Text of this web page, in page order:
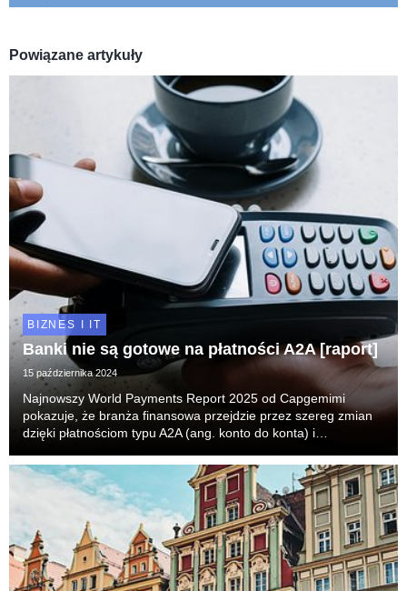
Powiązane artykuły
BIZNES I IT
Banki nie są gotowe na płatności A2A [raport]
15 października 2024
Najnowszy World Payments Report 2025 od Capgemimi
pokazuje, że branża finansowa przejdzie przez szereg zmian
dzięki płatnościom typu A2A (ang. konto do konta) i
natychmiastowe mają stanowić 22% wszystkich transakcji
bezgo...